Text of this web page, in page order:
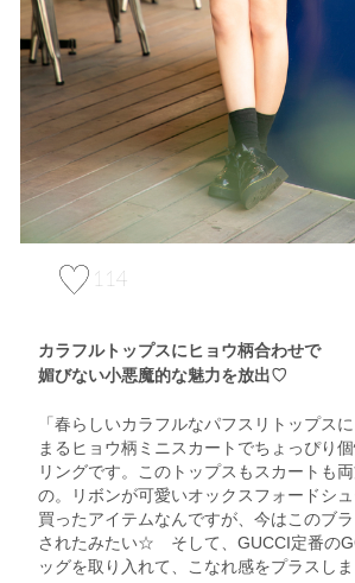
114
カラフルトップスにヒョウ柄合わせで
媚びない小悪魔的な魅力を放出♡
「春らしいカラフルなパフスリトップス
まるヒョウ柄ミニスカートでちょっぴり
リングです。このトップスもスカートも
の。リボンが可愛いオックスフォードシ
買ったアイテムなんですが、今はこのブ
されたみたい☆ そして、GUCCI定番の
ッグを取り入れて、こなれ感をプラスし